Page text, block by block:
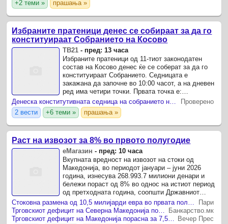
се намалува ...
+2 теми » прашања »
Избраните пратеници денес се собираат за да го
конституираат Собранието на Косово
ТВ21 - пред: 13 часа
Избраните пратеници од 11-тиот законодатен
состав на Косово денес ќе се соберат за да го
конституираат Собранието. Седницата е
закажана да започне во 10:00 часот, а на дневен
ред има четири точки. Првата точка е:
формирање на Привремена комисија за
верификација на кворумот и ...
Проверено
2 вести
+6 теми » прашања »
Раст на извозот за 8% во првото полугодие
еМагазин - пред: 10 часа
Вкупната вредност на извозот на стоки од
Македонија, во периодот јануари – јуни 2026
година, изнесува 268.993.7 милиони денари и
бележи пораст од 8% во однос на истиот период
од претходната година, соопшти Државниот
завод за статистика.
Пари
Банкарство.мк
Вечер Прес